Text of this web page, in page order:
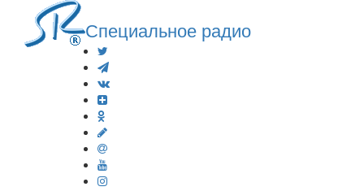
Специальное радио